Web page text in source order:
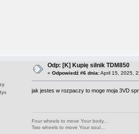
Odp: [K] Kupię silnik TDM850
« Odpowiedź #6 dnia:April 15, 2025,
jak jestes w rozpaczy to moge moja 3VD
Four wheels to move Your body...
Two wheels to move Your soul...